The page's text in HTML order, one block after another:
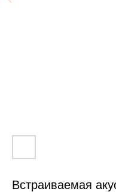
Встраиваемая